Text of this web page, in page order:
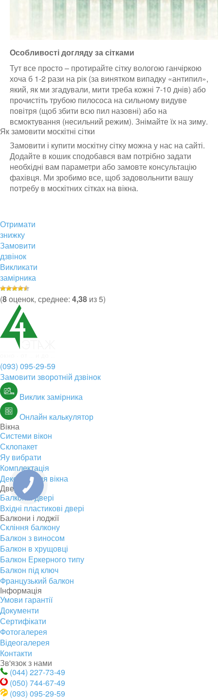
Особливості догляду за сітками
Тут все просто – протирайте сітку вологою ганчіркою
хоча б 1-2 рази на рік (за винятком випадку «антипил»,
який, як ми згадували, мити треба кожні 7-10 днів) або
прочистіть трубою пилососа на сильному видуве
повітря (щоб збити всю пил назовні) або на
всмоктування (несильний режим). Знімайте їх на зиму.
Як замовити москітні сітки
Замовити і купити москітну сітку можна у нас на сайті.
Додайте в кошик сподобався вам потрібно задати
необхідні вам параметри або замовте консультацію
фахівця. Ми зробимо все, щоб задовольнити вашу
потребу в москітних сітках на вікна.
Отримати
знижку
Замовити
дзвінок
Викликати
замірника
(8оценок, среднее: 4,38 из 5)
(093) 095-29-59
Замовити зворотній дзвінок
Виклик замірника
Онлайн калькулятор
Вікна
Системи вікон
Склопакет
Яу вибрати
Комплектація
Декорування вікна
Двері
Балконні двері
Вхідні пластикові двері
Балкони і лоджії
Скління балкону
Балкон з виносом
Балкон в хрущовці
Балкон Еркерного типу
Балкон під ключ
Французький балкон
Інформація
Умови гарантії
Документи
Сертифікати
Фотогалерея
Відеогалерея
Контакти
Зв'язок з нами
(044) 227-73-49
(050) 744-67-49
(093) 095-29-59